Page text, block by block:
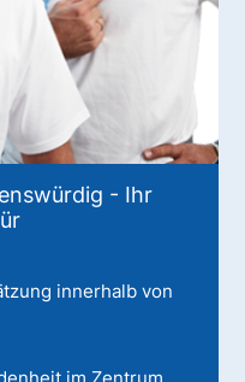
- Ihr
innerhalb von